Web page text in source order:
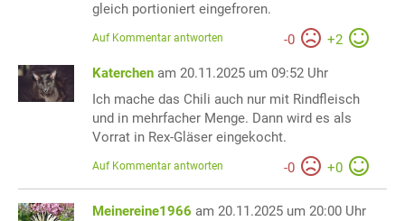
gleich portioniert eingefroren.
-0 +2
Auf Kommentar antworten
Katerchen am 20.11.2025 um 09:52 Uhr
Ich mache das Chili auch nur mit Rindfleisch
und in mehrfacher Menge. Dann wird es als
Vorrat in Rex-Gläser eingekocht.
-0 +0
Auf Kommentar antworten
Meinereine1966 am 20.11.2025 um 20:00 Uhr